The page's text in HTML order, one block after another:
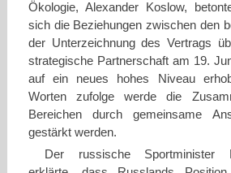
Ökologie, Alexander Koslow,
sich die Beziehungen zwischen den
der Unterzeichnung des Vertrags
strategische Partnerschaft am 19.
auf ein neues hohes Niveau
Worten zufolge werde die
Bereichen durch gemeinsame
gestärkt werden.
Der russische Sportminister